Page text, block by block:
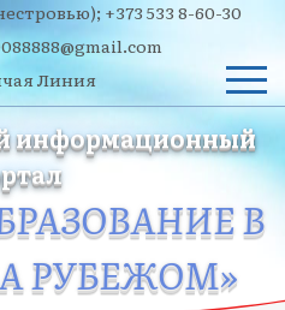
+373 533 8-60-30
Линия
информационный
В
РУБЕЖОМ»